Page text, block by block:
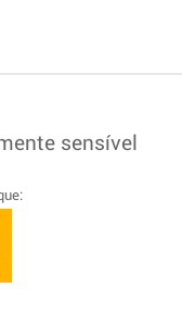
sensível